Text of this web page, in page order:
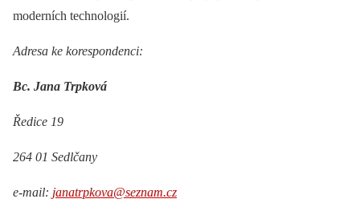
moderních technologií.
Adresa ke korespondenci:
Bc. Jana Trpková
Ředice 19
264 01 Sedlčany
e-mail: janatrpkova@seznam.cz